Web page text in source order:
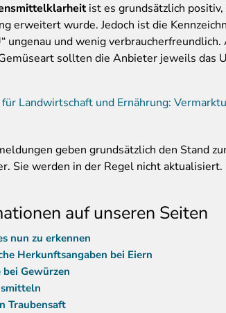
ist es grundsätzlich positiv,
erweitert wurde. Jedoch ist die
ungenau und wenig
sollten die Anbieter jeweils das
Landwirtschaft und Ernährung:
geben grundsätzlich den Stand
Sie werden in der Regel nicht aktualisiert.
auf unseren Seiten
nun zu erkennen
Herkunftsangaben bei Eiern
Gewürzen
Traubensaft